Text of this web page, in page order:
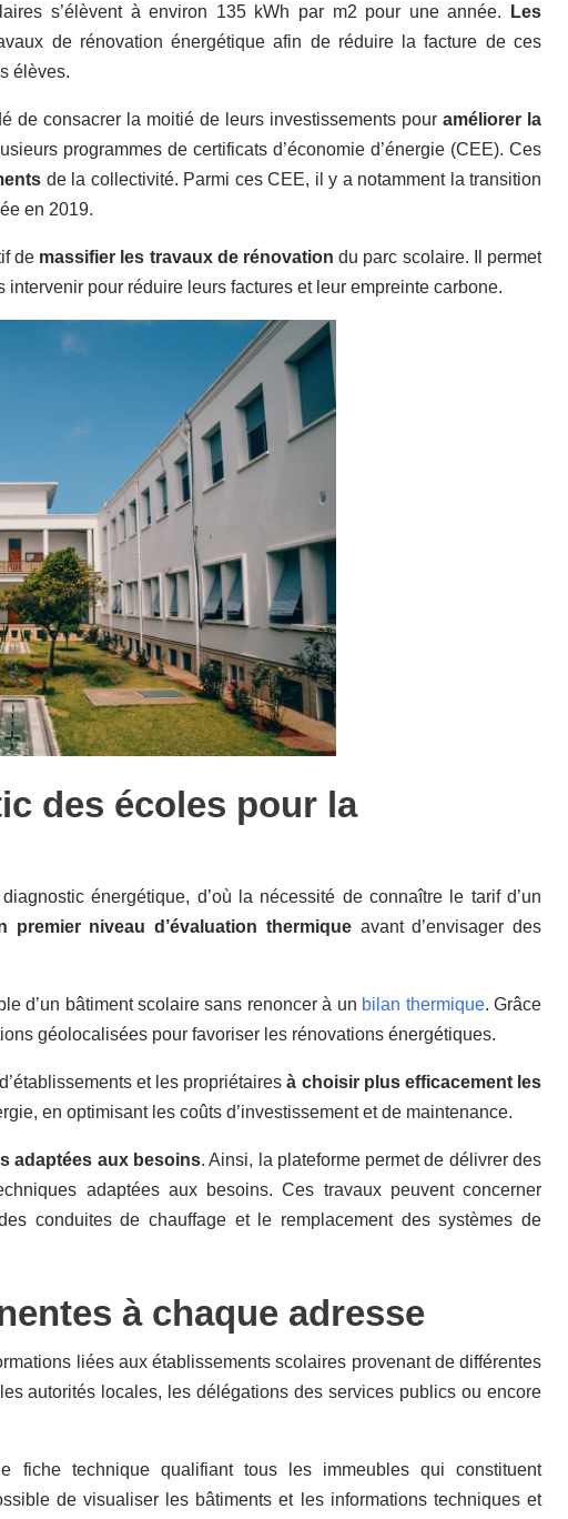
s’élèvent à environ 135 kWh par m2 pour une année.
Les
de rénovation énergétique afin de réduire la facture de ces
élèves.
de consacrer la moitié de leurs investissements pour améliorer la
programmes de certificats d’économie d’énergie (CEE). Ces
de la collectivité. Parmi ces CEE, il y a notamment la transition
en 2019.
de massifier les travaux de rénovation du parc scolaire. Il permet
pour réduire leurs factures et leur empreinte carbone.
des écoles pour la
énergétique, d’où la nécessité de connaître le tarif d’un
premier niveau d’évaluation thermiqueavant d’envisager des
d’un bâtiment scolaire sans renoncer à un bilan thermique. Grâce
géolocalisées pour favoriser les rénovations énergétiques.
et les propriétairesà choisir plus efficacement les
en optimisant les coûts d’investissement et de maintenance.
adaptées aux besoins. Ainsi, la plateforme permet de délivrer des
adaptées aux besoins. Ces travaux peuvent concerner
conduites de chauffage et le remplacement des systèmes de
à chaque adresse
liées aux établissements scolaires provenant de différentes
autorités locales, les délégations des services publics ou encore
fiche technique qualifiant tous les immeubles qui constituent
de visualiser les bâtiments et les informations techniques et